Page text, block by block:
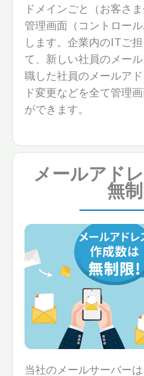
ドメインごと（お客さ
管理画面（コントロー
します。企業内のITご
て、新しい社員のメー
職した社員のメールア
ド変更などを全て管理
ができます。
メールアド
無
当社のメールサーバー